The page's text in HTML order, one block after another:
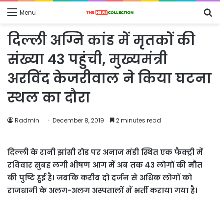
Menu
दिल्ली अग्नि कांड में मृतकों की
संख्या 43 पहुंची, मुख्यमंत्री
अरविंद केजरीवाल ने किया घटना
स्थल का दौरा
Radmin December 8, 2019 2 minutes read
दिल्ली के रानी झांसी रोड पर अनाज मंडी स्थित एक फैक्ट्री में
रविवार सुबह लगी भीषण आग में अब तक 43 लोगों की मौत
की पुष्टि हुई है। जबकि करीब दो दर्जन से अधिक लोगों को
राजधानी के अलग-अलग अस्पतालों में भर्ती कराया गया है।